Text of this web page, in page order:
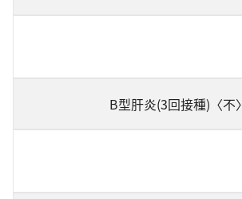
B型肝炎(3回接種)〈不〉